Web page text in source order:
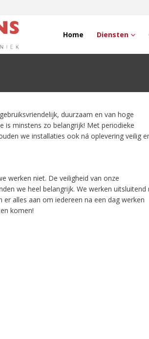
Home Diensten
duurzaam en van hoge
is minstens zo belangrijk! Met periodieke
we installaties ook ná oplevering veilig
werken niet. De veiligheid van onze
we heel belangrijk. We werken uitsluitend
er alles aan om iedereen na een dag werken
komen!